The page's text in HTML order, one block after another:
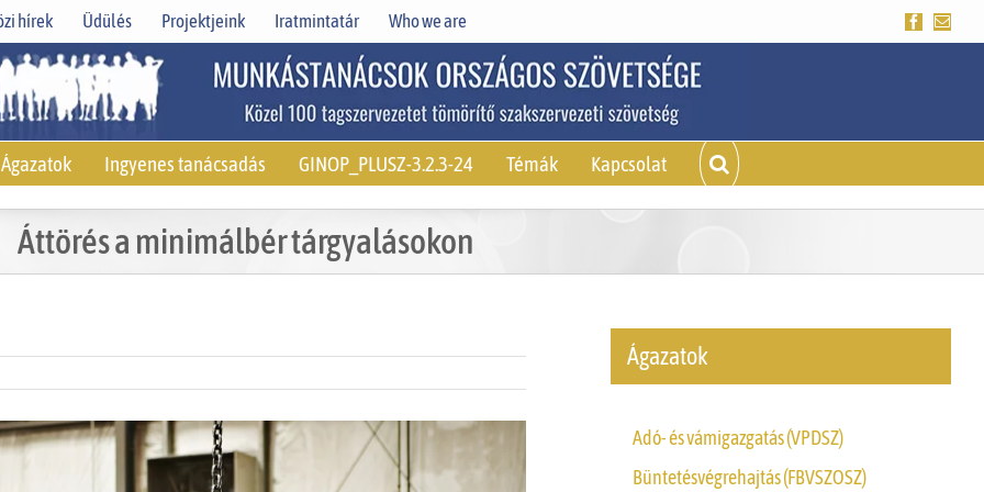
hírek Üdülés Projektjeink Iratmintatár Who we are Facebook
Ágazatok Ingyenes tanácsadás GINOP_PLUSZ-3.2.3-24 Témák Kapcsolat
Áttörés a minimálbér tárgyalásokon
Ágazatok
Adó- és vámigazgatás (VPDSZ)
Büntetésvégrehajtás (FBVSZOSZ)